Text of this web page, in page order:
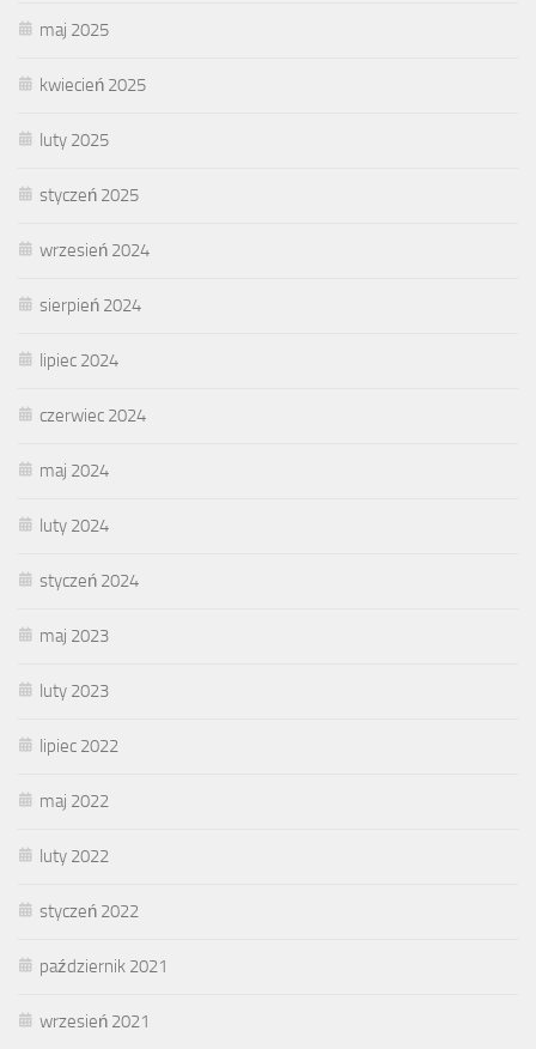
maj 2025
kwiecień 2025
luty 2025
styczeń 2025
wrzesień 2024
sierpień 2024
lipiec 2024
czerwiec 2024
maj 2024
luty 2024
styczeń 2024
maj 2023
luty 2023
lipiec 2022
maj 2022
luty 2022
styczeń 2022
październik 2021
wrzesień 2021